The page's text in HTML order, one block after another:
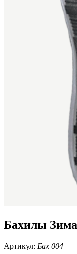
Бахилы Зима
Артикул: Бах 004